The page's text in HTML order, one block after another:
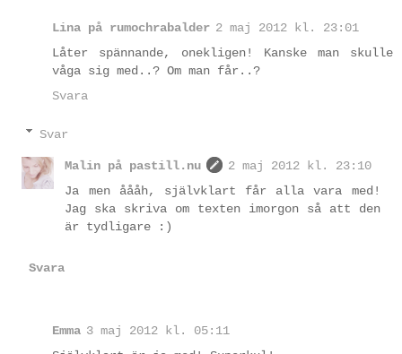
Lina på rumochrabalder 2 maj 2012 kl. 23:01
Låter spännande, onekligen! Kanske man skulle
våga sig med..? Om man får..?
Svara
Svar
Malin på pastill.nu
2 maj 2012 kl. 23:10
Ja men åååh, självklart får alla vara med!
Jag ska skriva om texten imorgon så att den
är tydligare :)
Svara
Emma 3 maj 2012 kl. 05:11